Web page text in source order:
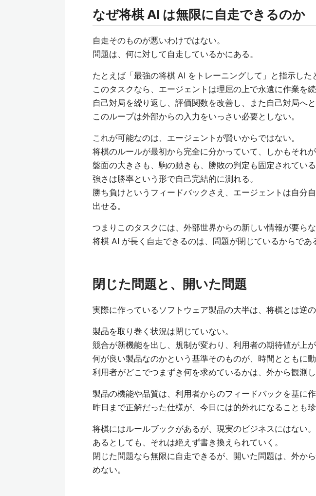
なぜ将棋 AI は無限に自走できるのか
自走そのものが悪いわけではない。
問題は、何に対して自走しているかにある。
たとえば「最強の将棋 AI をトレーニングして」と指示した
このタスクなら、エージェントは理屈の上で永遠に作業を続
自己対局を繰り返し、評価関数を改善し、また自己対局へと
このループは外部からの入力をいっさい必要としない。
これが可能なのは、エージェントが賢いからではない。
将棋のルールが最初から完全に分かっていて、しかもそれ
盤面の大きさも、駒の動きも、勝敗の判定も固定されている
強さは勝率という形で自己完結的に測れる。
勝ち負けというフィードバックさえ、エージェントは自分
出せる。
つまりこのタスクには、外部世界からの新しい情報が要らな
将棋 AI が長く自走できるのは、問題が閉じているからであ
閉じた問題と、開いた問題
実際に作っているソフトウェア製品の大半は、将棋とは逆の
製品を取り巻く状況は閉じていない。
競合が新機能を出し、規制が変わり、利用者の期待値が上が
何が良い製品なのかという基準そのものが、時間とともに動
利用者がどこでつまずき何を求めているかは、外から観測し
製品の機能や品質は、利用者からのフィードバックを基に
昨日まで正解だった仕様が、今日には的外れになることも珍
将棋にはルールブックがあるが、現実のビジネスにはない。
あるとしても、それは絶えず書き換えられていく。
閉じた問題なら無限に自走できるが、開いた問題は、外か
めない。